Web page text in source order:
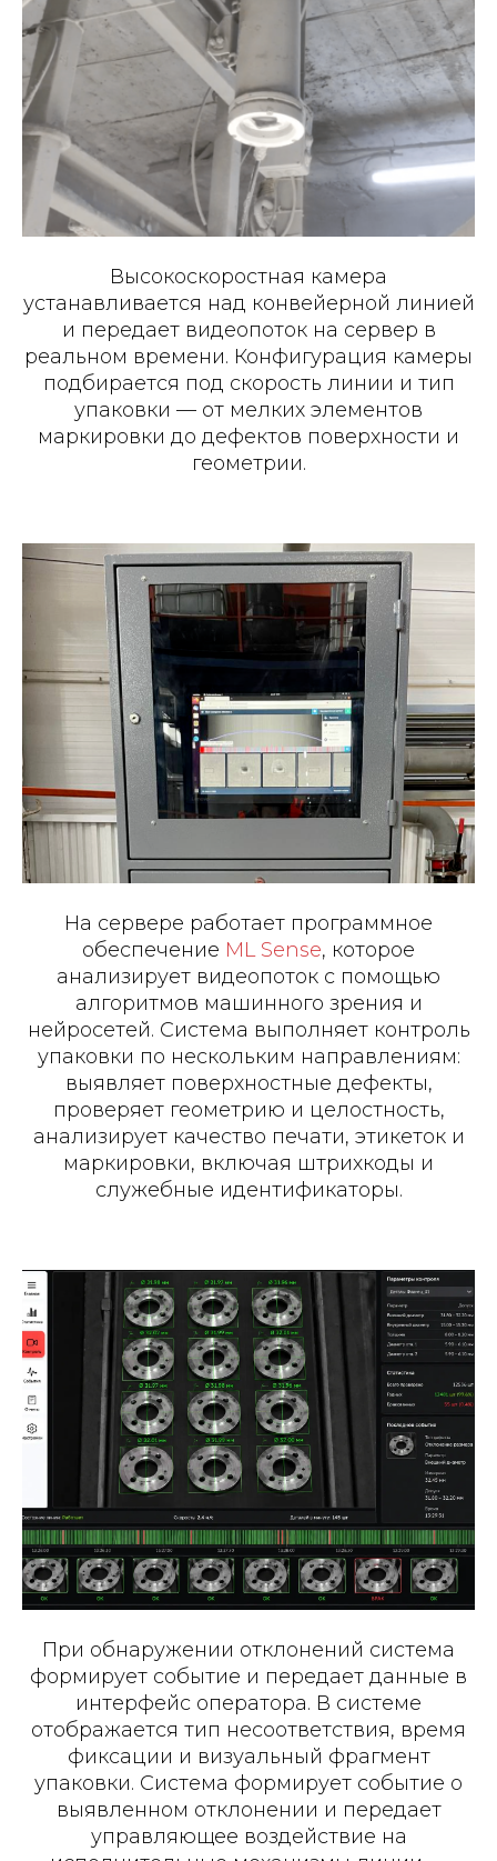
Высокоскоростная камера
устанавливается над конвейерной линией
и передает видеопоток на сервер в
реальном времени. Конфигурация камеры
подбирается под скорость линии и тип
упаковки — от мелких элементов
маркировки до дефектов поверхности и
геометрии.
На сервере работает программное
обеспечение ML Sense, которое
анализирует видеопоток с помощью
алгоритмов машинного зрения и
нейросетей. Система выполняет контроль
упаковки по нескольким направлениям:
выявляет поверхностные дефекты,
проверяет геометрию и целостность,
анализирует качество печати, этикеток и
маркировки, включая штрихкоды и
служебные идентификаторы.
При обнаружении отклонений система
формирует событие и передает данные в
интерфейс оператора. В системе
отображается тип несоответствия, время
фиксации и визуальный фрагмент
упаковки. Система формирует событие о
выявленном отклонении и передает
управляющее воздействие на